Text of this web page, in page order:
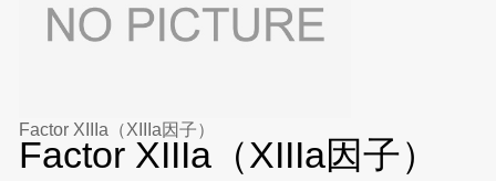
Factor XIIIa（XIIIa因子）
Factor XIIIa（XIIIa因子）